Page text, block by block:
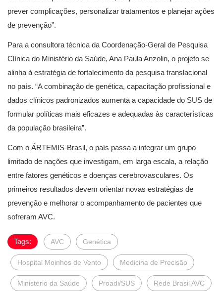
prever complicações, personalizar tratamentos e planejar ações
de prevenção”.
Para a consultora técnica da Coordenação-Geral de Pesquisa
Clínica do Ministério da Saúde, Ana Paula Anzolin, o projeto se
alinha à estratégia de fortalecimento da pesquisa translacional
no país. “A combinação de genética, capacitação profissional e
dados clínicos padronizados aumenta a capacidade do SUS de
formular políticas mais eficazes e adequadas às características
da população brasileira”.
Com o ÁRTEMIS-Brasil, o país passa a integrar um grupo
limitado de nações que investigam, em larga escala, a relação
entre fatores genéticos e doenças cerebrovasculares. Os
primeiros resultados devem orientar novas estratégias de
prevenção e melhorar o acompanhamento de pacientes que
sofreram AVC.
Tags: AVC Genética
Hospital Moinhos de Vento Medicina de Precisão
Ministério da Saúde Proadi/SUS Rede Brasil AVC